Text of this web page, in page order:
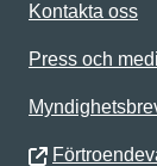
Kontakta oss
Press och